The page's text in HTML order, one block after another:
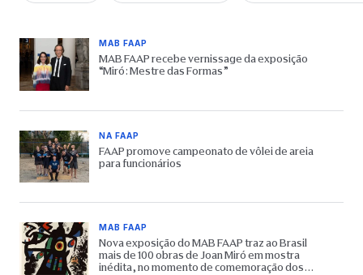
MAB FAAP
MAB FAAP recebe vernissage da exposição
“Miró: Mestre das Formas”
NA FAAP
FAAP promove campeonato de vôlei de areia
para funcionários
MAB FAAP
Nova exposição do MAB FAAP traz ao Brasil
mais de 100 obras de Joan Miró em mostra
inédita, no momento de comemoração dos